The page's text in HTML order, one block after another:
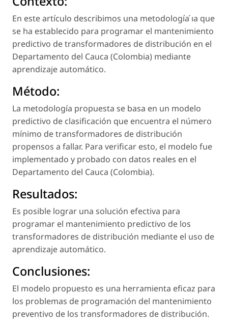
En este artículo describimos una metodología ́ıa que
se ha establecido para programar el mantenimiento
predictivo de transformadores de distribución en el
Departamento del Cauca (Colombia) mediante
aprendizaje automático.
Método:
La metodología propuesta se basa en un modelo
predictivo de clasificación que encuentra el número
mínimo de transformadores de distribución
propensos a fallar. Para verificar esto, el modelo fue
implementado y probado con datos reales en el
Departamento del Cauca (Colombia).
Resultados:
Es posible lograr una solución efectiva para
programar el mantenimiento predictivo de los
transformadores de distribución mediante el uso de
aprendizaje automático.
Conclusiones:
El modelo propuesto es una herramienta eficaz para
los problemas de programación del mantenimiento
preventivo de los transformadores de distribución.